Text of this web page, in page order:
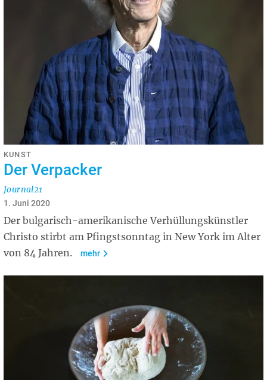
KUNST
Der Verpacker
Journal21
1. Juni 2020
Der bulgarisch-amerikanische Verhüllungskünstler
Christo stirbt am Pfingstsonntag in New York im Alter
von 84 Jahren.
mehr